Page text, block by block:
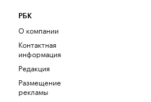
РБК
О компании
Контактная
информация
Редакция
Размещение
рекламы